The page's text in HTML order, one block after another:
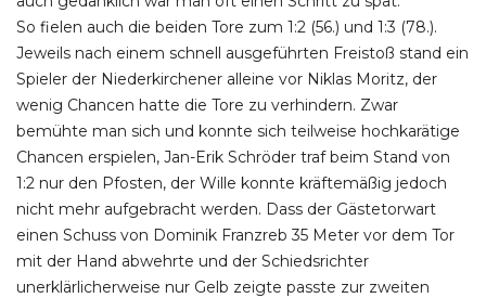
So fielen auch die beiden Tore zum 1:2 (56.) und 1:3 (78.).
Jeweils nach einem schnell ausgeführten Freistoß stand ein
Spieler der Niederkirchener alleine vor Niklas Moritz, der
wenig Chancen hatte die Tore zu verhindern. Zwar
bemühte man sich und konnte sich teilweise hochkarätige
Chancen erspielen, Jan-Erik Schröder traf beim Stand von
1:2 nur den Pfosten, der Wille konnte kräftemäßig jedoch
nicht mehr aufgebracht werden. Dass der Gästetorwart
einen Schuss von Dominik Franzreb 35 Meter vor dem Tor
mit der Hand abwehrte und der Schiedsrichter
unerklärlicherweise nur Gelb zeigte passte zur zweiten